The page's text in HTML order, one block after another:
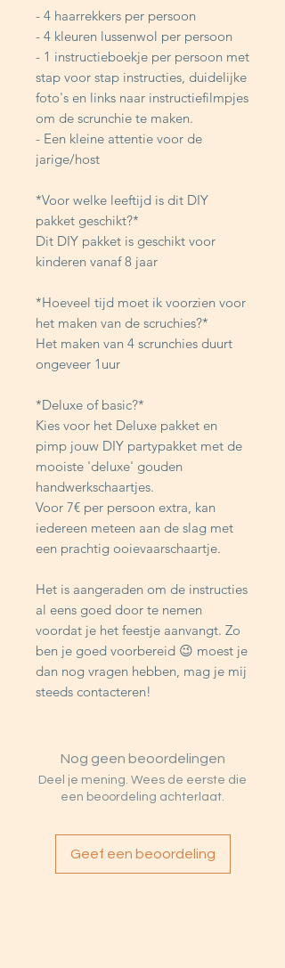
- 4 haarrekkers per persoon
- 4 kleuren lussenwol per persoon
- 1 instructieboekje per persoon met
stap voor stap instructies, duidelijke
foto's en links naar instructiefilmpjes
om de scrunchie te maken.
- Een kleine attentie voor de
jarige/host
*Voor welke leeftijd is dit DIY
pakket geschikt?*
Dit DIY pakket is geschikt voor
kinderen vanaf 8 jaar
*Hoeveel tijd moet ik voorzien voor
het maken van de scruchies?*
Het maken van 4 scrunchies duurt
ongeveer 1uur
*Deluxe of basic?*
Kies voor het Deluxe pakket en
pimp jouw DIY partypakket met de
mooiste 'deluxe' gouden
handwerkschaartjes.
Voor 7€ per persoon extra, kan
iedereen meteen aan de slag met
een prachtig ooievaarschaartje.
Het is aangeraden om de instructies
al eens goed door te nemen
voordat je het feestje aanvangt. Zo
ben je goed voorbereid 😉 moest je
dan nog vragen hebben, mag je mij
steeds contacteren!
Nog geen beoordelingen
Deel je mening. Wees de eerste die
een beoordeling achterlaat.
Geef een beoordeling